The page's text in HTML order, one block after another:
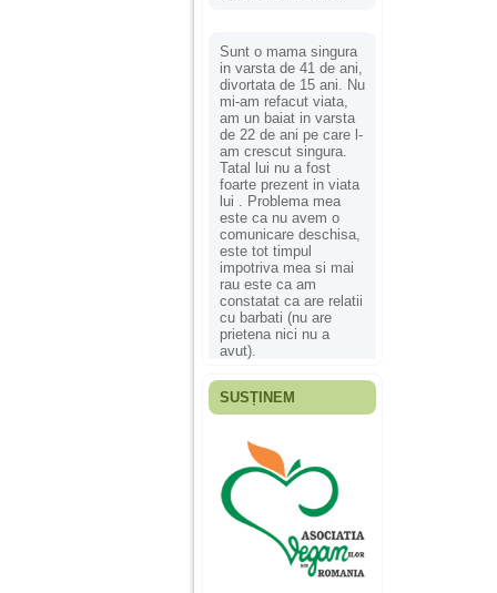
Sunt o mama singura
in varsta de 41 de ani,
divortata de 15 ani. Nu
mi-am refacut viata,
am un baiat in varsta
de 22 de ani pe care l-
am crescut singura.
Tatal lui nu a fost
foarte prezent in viata
lui . Problema mea
este ca nu avem o
comunicare deschisa,
este tot timpul
impotriva mea si mai
rau este ca am
constatat ca are relatii
cu barbati (nu are
prietena nici nu a
avut).
Fiica mea s-a nascut
ani, privind in urma
realizez cat de multe
greseli am facut in
educatia si cresterea
ei, am fost o mama
egoista, preocupata
de implinirea
profesionala, cand ea
era mica am neglijat-
SUSȚINEM